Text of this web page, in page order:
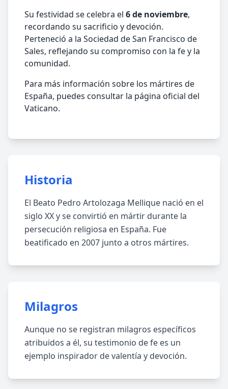
Su festividad se celebra el 6 de noviembre,
recordando su sacrificio y devoción.
Perteneció a la Sociedad de San Francisco de
Sales, reflejando su compromiso con la fe y la
comunidad.
Para más información sobre los mártires de
España, puedes consultar la página oficial del
Vaticano.
Historia
El Beato Pedro Artolozaga Mellique nació en el
siglo XX y se convirtió en mártir durante la
persecución religiosa en España. Fue
beatificado en 2007 junto a otros mártires.
Milagros
Aunque no se registran milagros específicos
atribuidos a él, su testimonio de fe es un
ejemplo inspirador de valentía y devoción.